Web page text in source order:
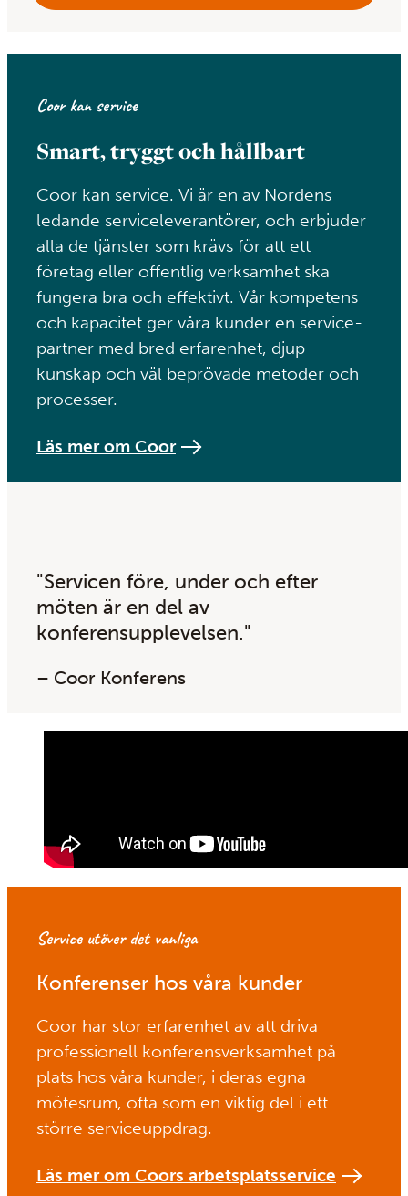
Coor kan service
Smart, tryggt och hållbart
Coor kan service. Vi är en av Nordens
ledande service­leverantörer, och erbjuder
alla de tjänster som krävs för att ett
företag eller offentlig verksamhet ska
fungera bra och effektivt. Vår kompetens
och kapacitet ger våra kunder en service­
partner med bred erfarenhet, djup
kunskap och väl beprövade metoder och
processer.
Läs mer om Coor
"Servicen före, under och efter
möten är en del av
konferensupplevelsen."
– Coor Konferens
Service utöver det vanliga
Konferenser hos våra kunder
Coor har stor erfarenhet av att driva
professionell konferensverksamhet på
plats hos våra kunder, i deras egna
mötesrum, ofta som en viktig del i ett
större serviceuppdrag.
Läs mer om Coors arbetsplatsservice